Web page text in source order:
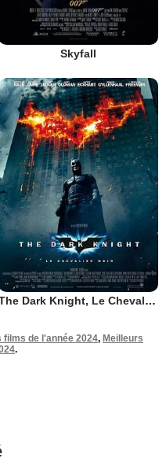
Skyfall
The Dark Knight, Le Chevalier Noir
films de l'année 2024, Meilleurs
.